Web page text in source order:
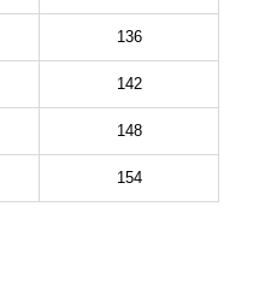
136
142
148
154